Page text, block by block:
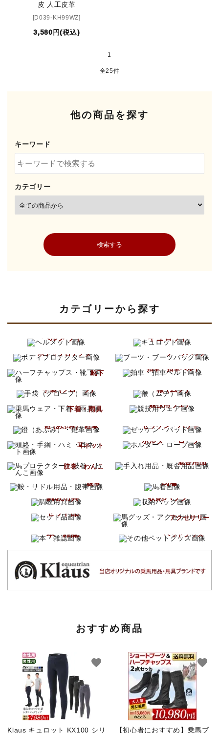
皮 人工皮革
[D039-KH99WZ]
3,580円(税込)
1
全25件
他の商品を探す
キーワード
カテゴリー
検索する
検索する
カテゴリーから探す
ヘルメット キュロット
ボディプロテクター
ブーツ
ブーツバッグ
靴下
拍車・拍車ベルト
手袋 (グローブ) 鞭 (ムチ)
下着・雨具
競技用ウェア
鐙 (あぶみ)・鐙革 ゼッケン・パッド
耳ネット
ホルター・ロープ
肢巻・わんこ
厩舎用品
腹帯
馬着
調教用具
収納バッグ
セット品
アクセサリー
本・雑誌
ペットグッズ
おすすめ商品
Klaus キュロット KX100 シリ
favorite
【初心者におすすめ】乗馬ブ
favorite